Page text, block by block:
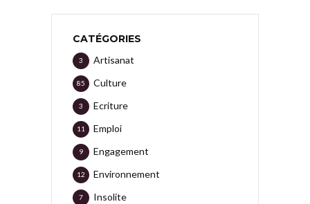
CATÉGORIES
Artisanat
3
Culture
85
Ecriture
3
Emploi
11
Engagement
9
Environnement
12
Insolite
7